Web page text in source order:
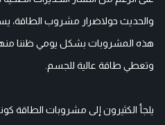
والحديث حولاضرار مشروب الطاقة،
هذه المشروبات بشكل يومي ظننا
وتعطي طاقة عالية للجسم.
يلجأ الكثيرون إلى مشروبات الطاقة